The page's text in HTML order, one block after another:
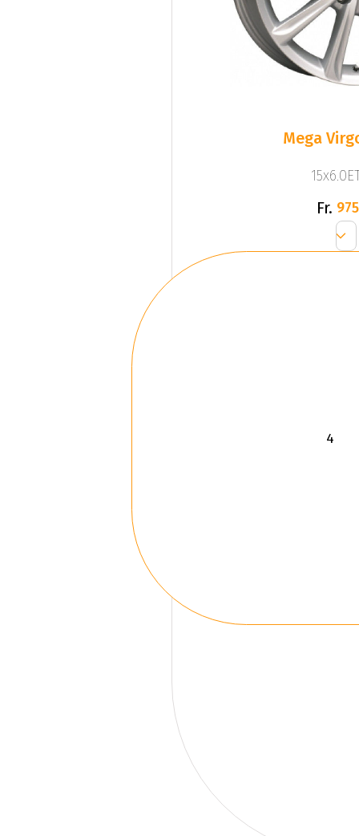
Mega
Fr.